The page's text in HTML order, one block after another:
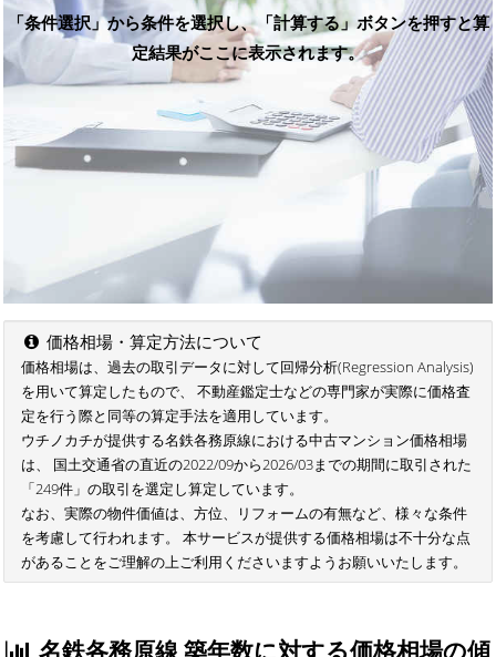
「条件選択」から条件を選択し、「計算する」ボタンを押すと算
定結果がここに表示されます。
価格相場・算定方法について
価格相場は、過去の取引データに対して回帰分析(Regression Analysis)
を用いて算定したもので、 不動産鑑定士などの専門家が実際に価格査
定を行う際と同等の算定手法を適用しています。
ウチノカチが提供する名鉄各務原線における中古マンション価格相場
は、 国土交通省の直近の2022/09から2026/03までの期間に取引された
「249件」の取引を選定し算定しています。
なお、実際の物件価値は、方位、リフォームの有無など、様々な条件
を考慮して行われます。 本サービスが提供する価格相場は不十分な点
があることをご理解の上ご利用くださいますようお願いいたします。
名鉄各務原線 築年数に対する価格相場の傾